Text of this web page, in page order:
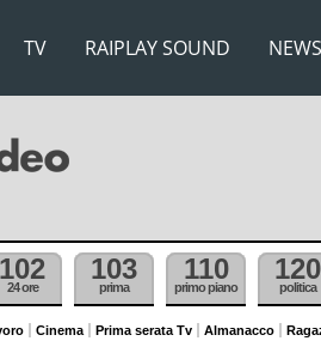
TV RAIPLAY SOUND NEWS
102
24 ore
103
prima
110
primo piano
120
politica
Cinema Prima serata Tv Almanacco